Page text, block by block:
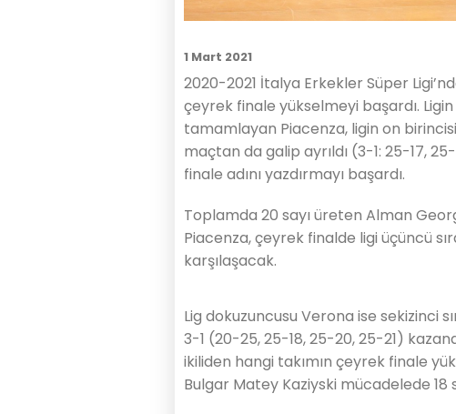
1 Mart 2021
2020-2021 İtalya Erkekler Süper
çeyrek finale yükselmeyi başardı.
tamamlayan Piacenza, ligin on
maçtan da galip ayrıldı (3-1: 25-17,
finale adını yazdırmayı başardı.
Toplamda 20 sayı üreten Alman
Piacenza, çeyrek finalde ligi üçüncü
karşılaşacak.
Lig dokuzuncusu Verona ise sekizinci
3-1 (20-25, 25-18, 25-20, 25-21)
ikiliden hangi takımın çeyrek finale
Bulgar Matey Kaziyski mücadelede 18